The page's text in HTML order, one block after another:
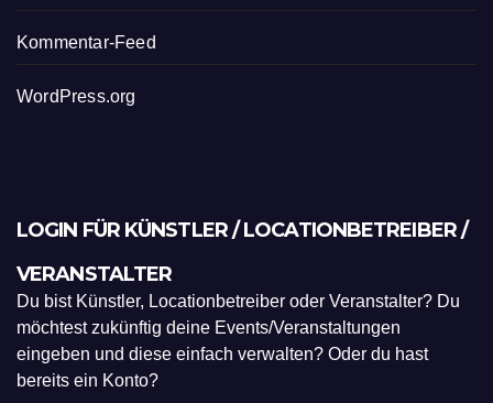
Kommentar-Feed
WordPress.org
LOGIN FÜR KÜNSTLER / LOCATIONBETREIBER /
VERANSTALTER
Du bist Künstler, Locationbetreiber oder Veranstalter? Du
möchtest zukünftig deine Events/Veranstaltungen
eingeben und diese einfach verwalten? Oder du hast
bereits ein Konto?